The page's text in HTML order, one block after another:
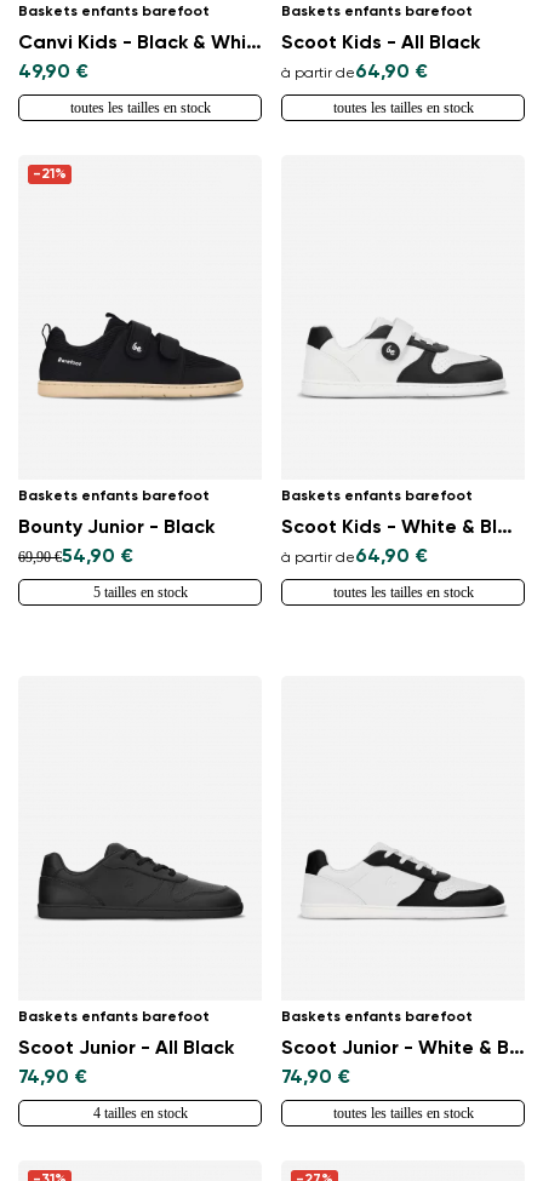
Baskets enfants barefoot
Canvi Kids - Black & White
49,90 €
toutes les tailles en stock
Baskets enfants barefoot
Scoot Kids - All Black
à partir de64,90 €
toutes les tailles en stock
-21%
Baskets enfants barefoot
Bounty Junior - Black
69,90 €54,90 €
5 tailles en stock
Baskets enfants barefoot
Scoot Kids - White & Black
à partir de64,90 €
toutes les tailles en stock
Baskets enfants barefoot
Scoot Junior - All Black
74,90 €
4 tailles en stock
Baskets enfants barefoot
Scoot Junior - White & Black
74,90 €
toutes les tailles en stock